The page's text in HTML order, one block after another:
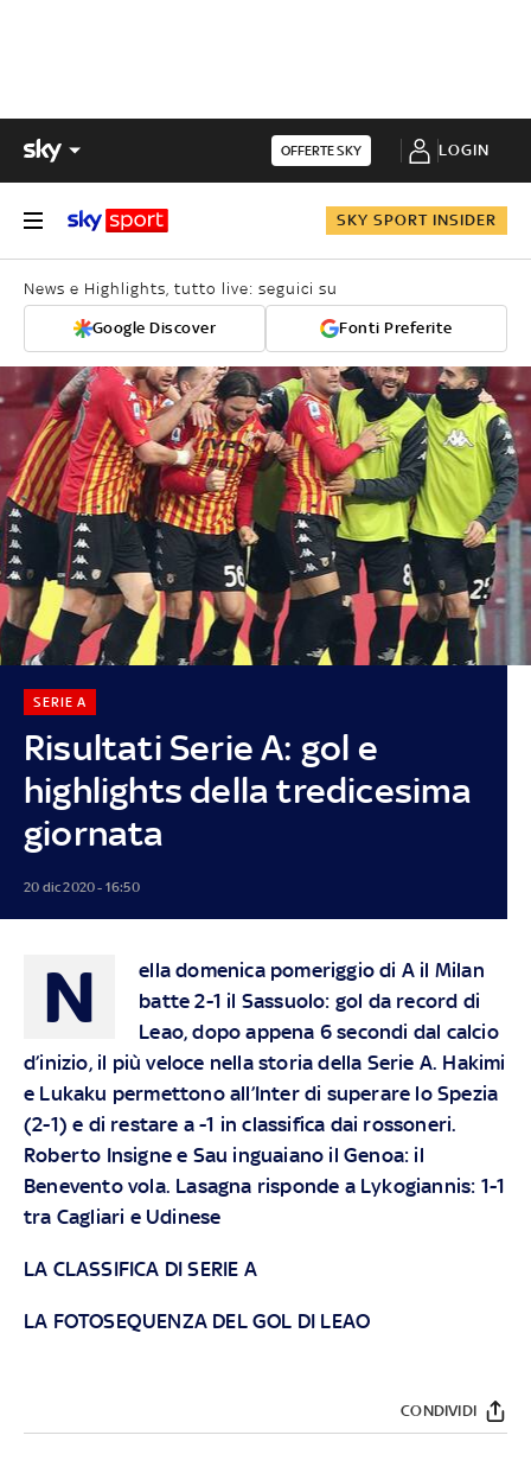
OFFERTE SKY LOGIN
SKY SPORT INSIDER
News e Highlights, tutto live: seguici su
Google Discover Fonti Preferite
Risultati Serie A: gol e
highlights della tredicesima
giornata
SERIE A
20 dic 2020 - 16:50
N
ella domenica pomeriggio di A il Milan
batte 2-1 il Sassuolo: gol da record di
Leao, dopo appena 6 secondi dal calcio
d’inizio, il più veloce nella storia della Serie A. Hakimi
e Lukaku permettono all’Inter di superare lo Spezia
(2-1) e di restare a -1 in classifica dai rossoneri.
Roberto Insigne e Sau inguaiano il Genoa: il
Benevento vola. Lasagna risponde a Lykogiannis: 1-1
tra Cagliari e Udinese
LA CLASSIFICA DI SERIE A
LA FOTOSEQUENZA DEL GOL DI LEAO
CONDIVIDI